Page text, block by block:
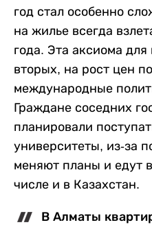
год стал особенно
на жилье всегда
года. Эта аксиома для
вторых, на рост цен
международные
Граждане соседних
планировали
университеты, из-за
меняют планы и едут
числе и в Казахстан.
В Алматы